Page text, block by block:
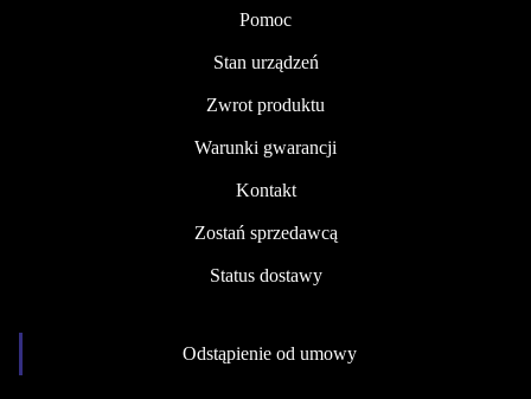
Pomoc
Stan urządzeń
Zwrot produktu
Warunki gwarancji
Kontakt
Zostań sprzedawcą
Status dostawy
Odstąpienie od umowy